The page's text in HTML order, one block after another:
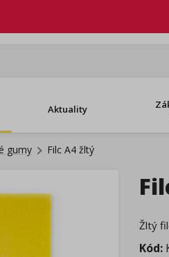
Aktuality
gumy Filc A4 žltý
Žltý
Kód: